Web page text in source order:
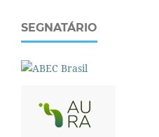
SEGNATÁRIO